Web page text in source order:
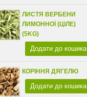
ЛИСТЯ ВЕРБЕНИ
ЛИМОННОЇ (ЦІЛЕ)
(5KG)
Додати до кошика
КОРІННЯ ДЯГЕЛЮ
Додати до кошика